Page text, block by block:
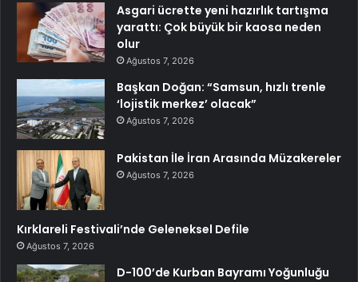
Asgari ücrette yeni hazırlık tartışma
yarattı: Çok büyük bir kaosa neden
olur
Ağustos 7, 2026
Başkan Doğan: “Samsun, hızlı trenle
‘lojistik merkez’ olacak”
Ağustos 7, 2026
Pakistan İle İran Arasında Müzakereler
Ağustos 7, 2026
Kırklareli Festivali’nde Geleneksel Defile
Ağustos 7, 2026
D-100’de Kurban Bayramı Yoğunluğu